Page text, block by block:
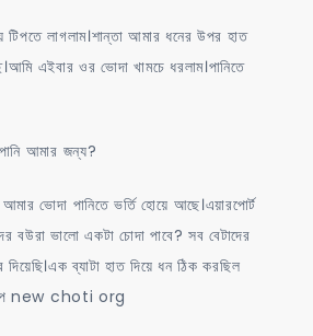
টিপতে লাগলাম।শান্তা আমার ধনের উপর হাত
এইবার ওর ভোদা খামচে ধরলাম।পানিতে
আমার জন্য?
ভোদা পানিতে ভর্তি হোয়ে আছে।এয়ারপোর্ট
বউরা ভালো একটা চোদা পাবে? সব বেটাদের
ব্যাটা হাত দিয়ে ধন ঠিক করছিল
গল্প new choti org